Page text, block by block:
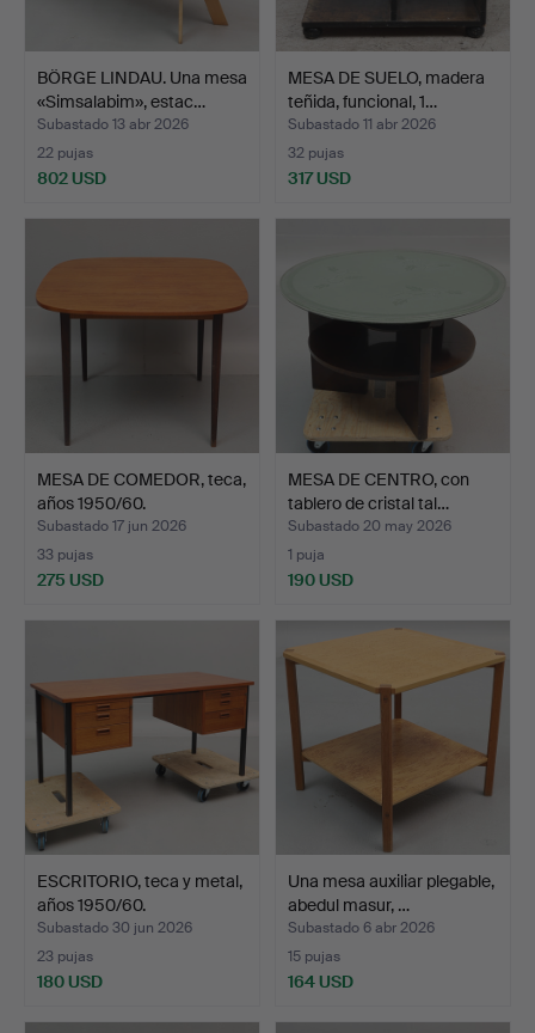
BÖRGE LINDAU. Una mesa
«Simsalabim», estac…
Subastado 13 abr 2026
22 pujas
802 USD
MESA DE SUELO, madera
teñida, funcional, 1…
Subastado 11 abr 2026
32 pujas
317 USD
MESA DE COMEDOR, teca,
años 1950/60.
Subastado 17 jun 2026
33 pujas
275 USD
MESA DE CENTRO, con
tablero de cristal tal…
Subastado 20 may 2026
1 puja
190 USD
ESCRITORIO, teca y metal,
años 1950/60.
Subastado 30 jun 2026
23 pujas
180 USD
Una mesa auxiliar plegable,
abedul masur, …
Subastado 6 abr 2026
15 pujas
164 USD